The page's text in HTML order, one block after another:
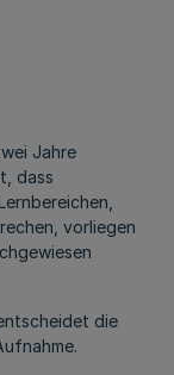
Jahre
dass
vorliegen
die